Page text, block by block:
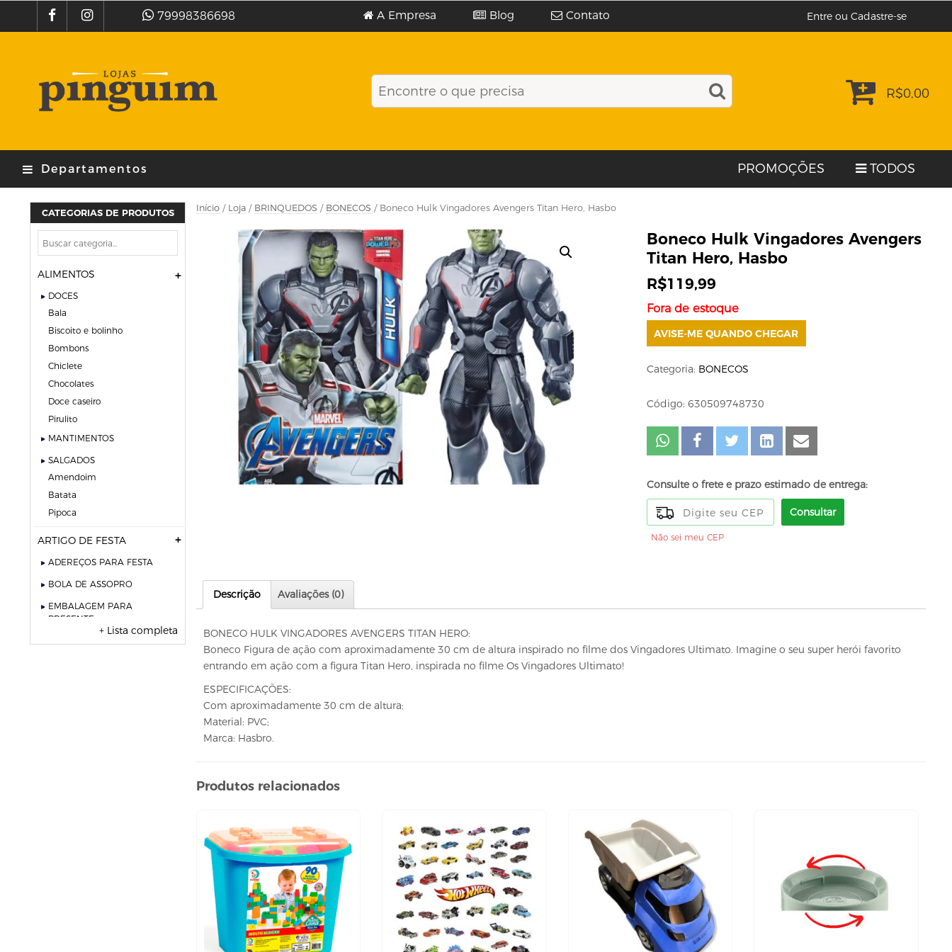
79998386698 A Empresa Blog Contato Entre ou Cadastre-se
R$0,00
Departamentos PROMOÇÕES TODOS
Início / Loja / BRINQUEDOS / BONECOS / Boneco Hulk Vingadores Avengers Titan Hero, Hasbo
Boneco Hulk Vingadores Avengers
Titan Hero, Hasbo
R$119,99
Fora de estoque
AVISE-ME QUANDO CHEGAR
Categoria: BONECOS
Código: 630509748730
Consulte o frete e prazo estimado de entrega:
Consultar
Não sei meu CEP
Descrição Avaliações (0)
BONECO HULK VINGADORES AVENGERS TITAN HERO:
Boneco Figura de ação com aproximadamente 30 cm de altura inspirado no filme dos Vingadores Ultimato. Imagine o seu super herói favorito
entrando em ação com a figura Titan Hero, inspirada no filme Os Vingadores Ultimato!
ESPECIFICAÇÕES:
Com aproximadamente 30 cm de altura;
Material: PVC;
Marca: Hasbro.
Produtos relacionados
CATEGORIAS DE PRODUTOS
ALIMENTOS
DOCES
bala
biscoito e bolinho
bombons
chiclete
chocolates
doce caseiro
pirulito
MANTIMENTOS
SALGADOS
amendoim
batata
pipoca
ARTIGO DE FESTA
ADEREÇOS PARA FESTA
BOLA DE ASSOPRO
EMBALAGEM PARA
PRESENTE
+ Lista completa